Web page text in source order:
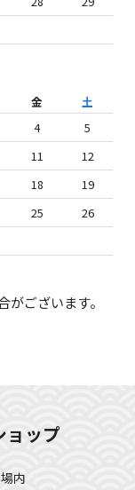
金
土
4
5
11
12
18
19
25
26
ございます。
ップ
内